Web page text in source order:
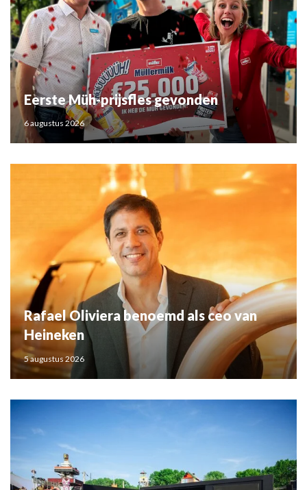
Eerste Müh-prijsfles gevonden
6 augustus 2026
Rafael Oliviera benoemd als ceo van
Heineken
5 augustus 2026